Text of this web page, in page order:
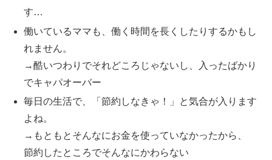
す…
働いているママも、働く時間を長くしたりするかもし
れません。
→酷いつわりでそれどころじゃないし、入ったばかり
でキャパオーバー
毎日の生活で、「節約しなきゃ！」と気合が入ります
よね。
→もともとそんなにお金を使っていなかったから、
節約したところでそんなにかわらない